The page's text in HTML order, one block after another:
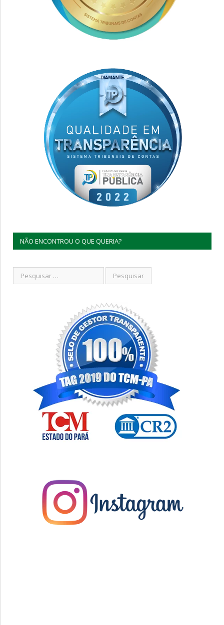
NÃO ENCONTROU O QUE QUERIA?